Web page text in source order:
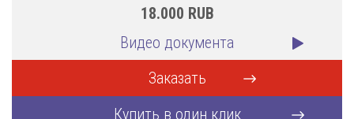
18.000 RUB
Видео документа
Заказать
Купить в один клик